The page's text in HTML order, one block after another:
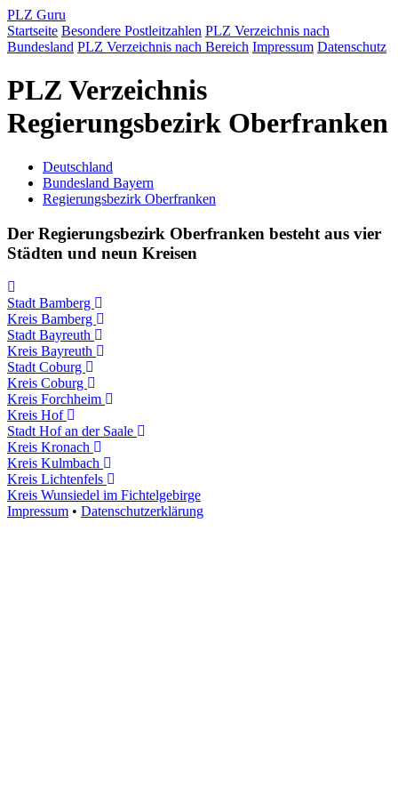
PLZ Guru
Startseite Besondere Postleitzahlen PLZ Verzeichnis nach
Bundesland PLZ Verzeichnis nach Bereich Impressum Datenschutz
PLZ Verzeichnis
Regierungsbezirk Oberfranken
Deutschland
Bundesland Bayern
Regierungsbezirk Oberfranken
Der Regierungsbezirk Oberfranken besteht aus vier
Städten und neun Kreisen
Stadt Bamberg
Kreis Bamberg
Stadt Bayreuth
Kreis Bayreuth
Stadt Coburg
Kreis Coburg
Kreis Forchheim
Kreis Hof
Stadt Hof an der Saale
Kreis Kronach
Kreis Kulmbach
Kreis Lichtenfels
Kreis Wunsiedel im Fichtelgebirge
Impressum • Datenschutzerklärung